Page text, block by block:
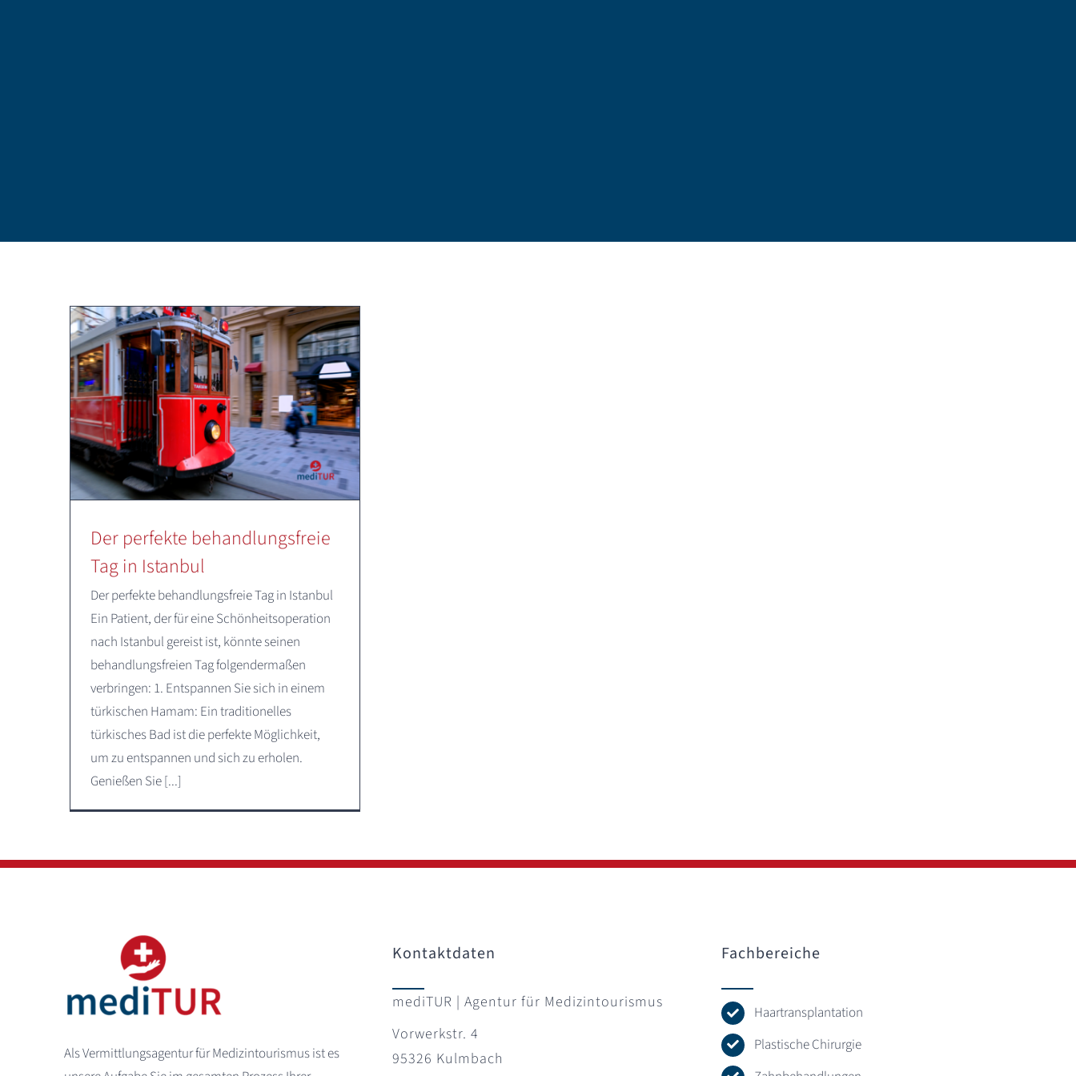
Der perfekte behandlungsfreie
Tag in Istanbul
Der perfekte behandlungsfreie Tag in Istanbul
Ein Patient, der für eine Schönheitsoperation
nach Istanbul gereist ist, könnte seinen
behandlungsfreien Tag folgendermaßen
verbringen: 1. Entspannen Sie sich in einem
türkischen Hamam: Ein traditionelles
türkisches Bad ist die perfekte Möglichkeit,
um zu entspannen und sich zu erholen.
Genießen Sie [...]
Als Vermittlungsagentur für Medizintourismus ist es
Kontaktdaten
mediTUR | Agentur für Medizintourismus
Vorwerkstr. 4
95326 Kulmbach
Fachbereiche
Haartransplantation
Plastische Chirurgie